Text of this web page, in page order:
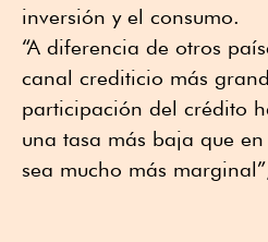
inversión y el consumo.
“A diferencia de otros
canal crediticio más
participación del crédito
una tasa más baja que
sea mucho más